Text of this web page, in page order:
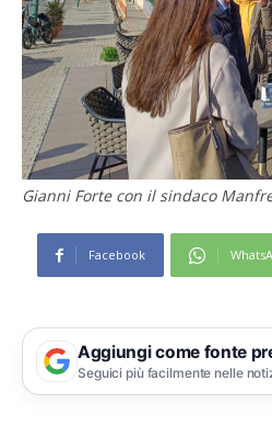
Gianni Forte con il sindaco
Facebook
Aggiungi come fonte
Seguici più facilmente nelle